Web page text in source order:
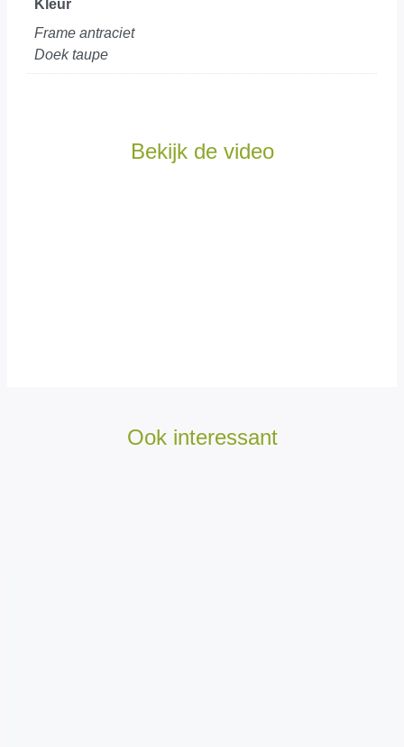
Kleur
Frame antraciet
Doek taupe
Bekijk de video
Ook interessant